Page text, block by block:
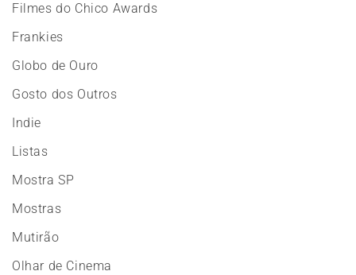
Filmes do Chico Awards
Frankies
Globo de Ouro
Gosto dos Outros
Indie
Listas
Mostra SP
Mostras
Mutirão
Olhar de Cinema